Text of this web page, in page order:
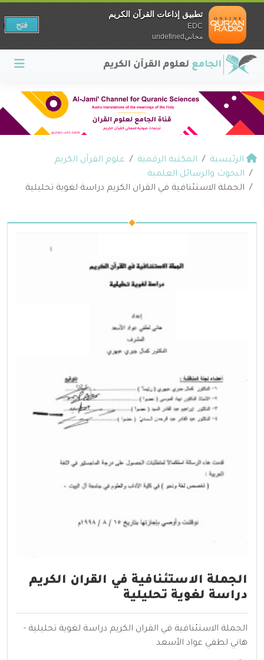
الرئيسية المكتبة الرقمية
علوم القرآن الكريم
البحوث والرسائل العلمية
الجملة الاستئنافية في القران الكريم دراسة لغوية تحليلية
الجملة الاستئنافية في القران الكريم
دراسة لغوية تحليلية
الجملة الاستئنافية في القران الكريم دراسة لغوية تحليلية -
هاني لطفي عواد الأسعد
تطبيق إذاعات القرآن الكريم
EDC
مجانيundefined
فتح